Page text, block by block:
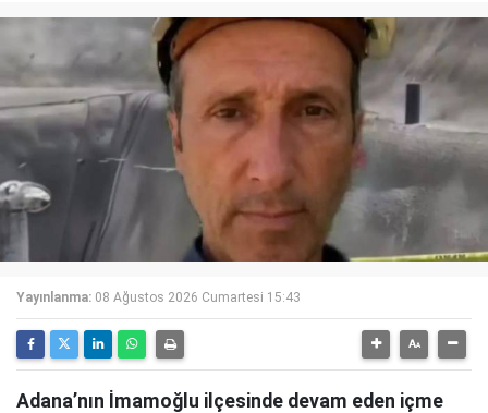
Yayınlanma: 08 Ağustos 2026 Cumartesi 15:43
Adana’nın İmamoğlu ilçesinde devam eden içme